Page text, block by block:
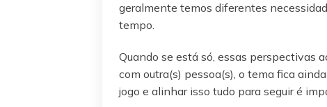
geralmente temos diferentes
tempo.
Quando se está só, essas perspectivas
com outra(s) pessoa(s), o tema fica
jogo e alinhar isso tudo para seguir é